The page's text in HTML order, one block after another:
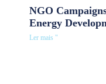
NGO
Energy
Ler mais "